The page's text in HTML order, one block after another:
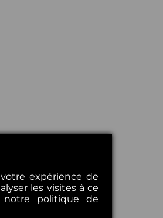
expérience de
les visites à ce
notre politique de